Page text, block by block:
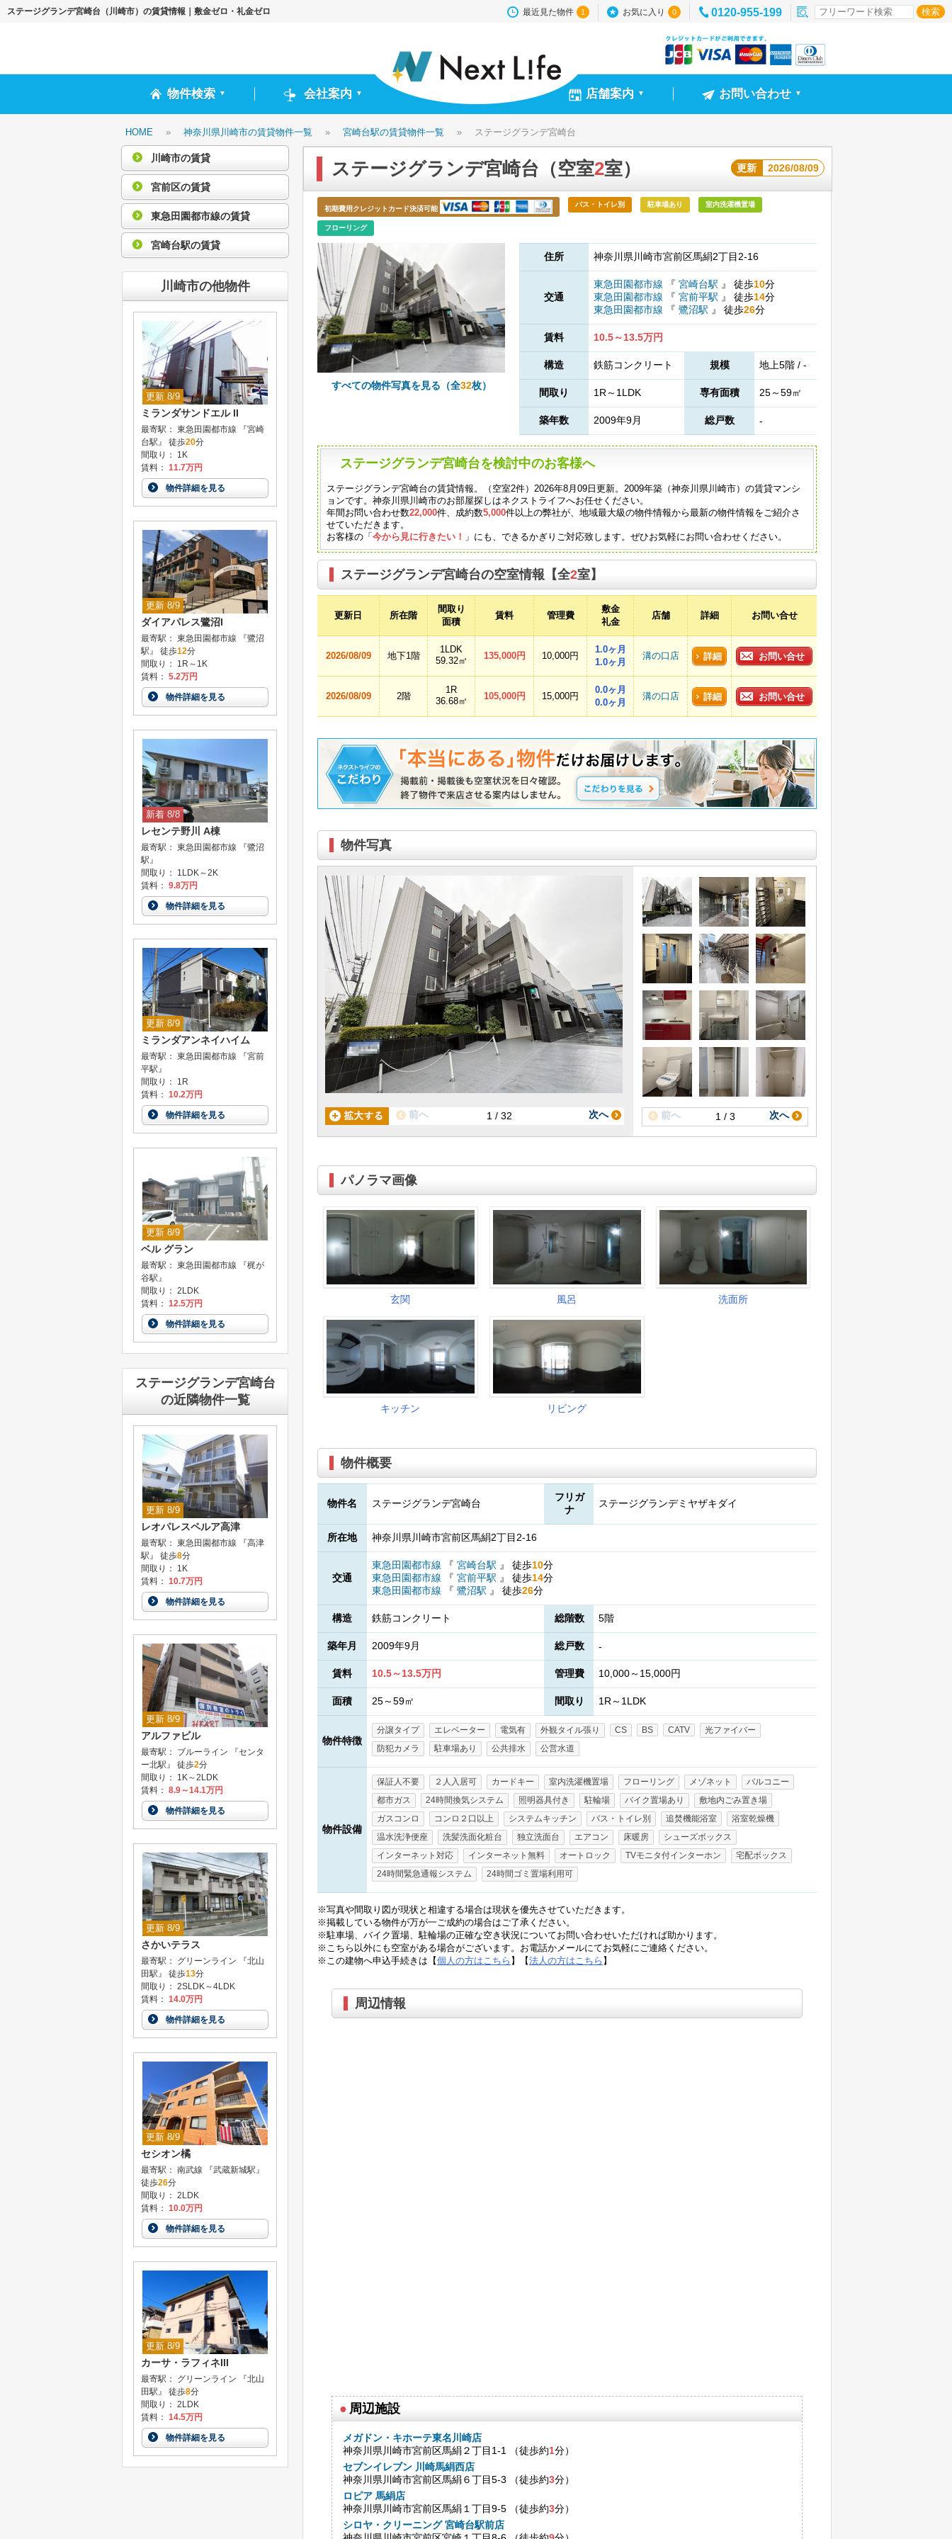
ステージグランデ宮崎台（川崎市）の賃貸情報｜敷金ゼロ・礼金ゼロ 最近見た物件 1 お気に入り 0 0120-955-199
物件検索 ▼ 会社案内 ▼ 店舗案内 ▼ お問い合わせ ▼
HOME » 神奈川県川崎市の賃貸物件一覧 » 宮崎台駅の賃貸物件一覧 » ステージグランデ宮崎台
ステージグランデ宮崎台（空室2室） 更新 2026/08/09
初期費用クレジットカード決済可能
バス・トイレ別 駐車場あり 室内洗濯機置場
フローリング
すべての物件写真を見る（全32枚）
住所 神奈川県川崎市宮前区馬絹2丁目2-16
交通
東急田園都市線 『 宮崎台駅 』 徒歩10分
東急田園都市線
『 宮前平駅 』 徒歩14分
東急田園都市線
『 鷺沼駅 』 徒歩26分
賃料 10.5～13.5万円
構造 鉄筋コンクリート 規模 地上5階 / -
間取り 1R～1LDK 専有面積 25～59㎡
築年数 2009年9月 総戸数 -
ステージグランデ宮崎台を検討中のお客様へ
ステージグランデ宮崎台の賃貸情報。（空室2件）2026年8月09日更新。2009年築（神奈川県川崎市）の賃貸マンシ
ョンです。神奈川県川崎市のお部屋探しはネクストライフへお任せください。
年間お問い合わせ数22,000件、成約数5,000件以上の弊社が、地域最大級の物件情報から最新の物件情報をご紹介さ
せていただきます。
お客様の「今から見に行きたい！ 」にも、できるかぎりご対応致します。ぜひお気軽にお問い合わせください。
ステージグランデ宮崎台の空室情報【全2室】
更新日 所在階
間取り
面積
賃料 管理費
敷金
礼金
店舗 詳細 お問い合せ
2026/08/09 地下1階
1LDK
59.32㎡
135,000円 10,000円
1.0ヶ月
1.0ヶ月
溝の口店 詳細 お問い合せ
2026/08/09 2階
1R
36.68㎡
105,000円 15,000円
0.0ヶ月
0.0ヶ月
溝の口店 詳細 お問い合せ
物件写真
1 / 32
前へ 次へ 1 / 3
前へ 次へ
パノラマ画像
物件概要
物件名 ステージグランデ宮崎台
フリガ
ナ
ステージグランデミヤザキダイ
所在地 神奈川県川崎市宮前区馬絹2丁目2-16
交通
東急田園都市線 『 宮崎台駅 』 徒歩10分
東急田園都市線
『 宮前平駅 』 徒歩14分
東急田園都市線
『 鷺沼駅 』 徒歩26分
構造 鉄筋コンクリート 総階数 5階
築年月 2009年9月 総戸数 -
賃料 10.5～13.5万円 管理費 10,000～15,000円
面積 25～59㎡ 間取り 1R～1LDK
物件特徴
分譲タイプ エレベーター 電気有 外観タイル張り CS BS CATV
光ファイバー
防犯カメラ
駐車場あり 公共排水 公営水道
物件設備
保証人不要 ２人入居可 カードキー 室内洗濯機置場 フローリング メゾネット
バルコニー
都市ガス
24時間換気システム 照明器具付き 駐輪場 バイク置場あり
敷地内ごみ置き場
ガスコンロ
コンロ２口以上 システムキッチン バス・トイレ別 追焚機能浴室
浴室乾燥機
温水洗浄便座
洗髪洗面化粧台 独立洗面台 エアコン 床暖房
シューズボックス
インターネット対応
インターネット無料 オートロック TVモニタ付インターホン
宅配ボックス
24時間緊急通報システム
24時間ゴミ置場利用可
※写真や間取り図が現状と相違する場合は現状を優先させていただきます。
※掲載している物件が万が一ご成約の場合はご了承ください。
※駐車場、バイク置場、駐輪場の正確な空き状況についてお問い合わせいただければ助かります。
※こちら以外にも空室がある場合がございます。お電話かメールにてお気軽にご連絡ください。
※この建物へ申込手続きは【個人の方はこちら 】【法人の方はこちら 】
周辺情報
● 周辺施設
メガドン・キホーテ東名川崎店
神奈川県川崎市宮前区馬絹２丁目1-1 （徒歩約1分）
セブンイレブン 川崎馬絹西店
神奈川県川崎市宮前区馬絹６丁目5-3 （徒歩約3分）
ロピア 馬絹店
神奈川県川崎市宮前区馬絹１丁目9-5 （徒歩約3分）
シロヤ・クリーニング 宮崎台駅前店
川崎市の賃貸
宮前区の賃貸
東急田園都市線の賃貸
宮崎台駅の賃貸
川崎市の他物件
更新 8/9
ミランダサンドエル II
最寄駅： 東急田園都市線 『宮崎
台駅』 徒歩20分
間取り： 1K
賃料： 11.7万円
物件詳細を見る
更新 8/9
ダイアパレス鷺沼I
最寄駅： 東急田園都市線 『鷺沼
駅』 徒歩12分
間取り： 1R～1K
賃料： 5.2万円
物件詳細を見る
新着 8/8
レセンテ野川 A棟
最寄駅： 東急田園都市線 『鷺沼
駅』
間取り： 1LDK～2K
賃料： 9.8万円
物件詳細を見る
更新 8/9
ミランダアンネイハイム
最寄駅： 東急田園都市線 『宮前
平駅』
間取り： 1R
賃料： 10.2万円
物件詳細を見る
更新 8/9
ベル グラン
最寄駅： 東急田園都市線 『梶が
谷駅』
間取り： 2LDK
賃料： 12.5万円
物件詳細を見る
ステージグランデ宮崎台
の近隣物件一覧
更新 8/9
レオパレスペルア高津
最寄駅： 東急田園都市線 『高津
駅』 徒歩8分
間取り： 1K
賃料： 10.7万円
物件詳細を見る
更新 8/9
アルファビル
最寄駅： ブルーライン 『センタ
ー北駅』 徒歩2分
間取り： 1K～2LDK
賃料： 8.9～14.1万円
物件詳細を見る
更新 8/9
さかいテラス
最寄駅： グリーンライン 『北山
田駅』 徒歩13分
間取り： 2SLDK～4LDK
賃料： 14.0万円
物件詳細を見る
更新 8/9
セシオン橘
最寄駅： 南武線 『武蔵新城駅』
徒歩26分
間取り： 2LDK
賃料： 10.0万円
物件詳細を見る
更新 8/9
カーサ・ラフィネIII
最寄駅： グリーンライン 『北山
田駅』 徒歩8分
間取り： 2LDK
賃料： 14.5万円
物件詳細を見る